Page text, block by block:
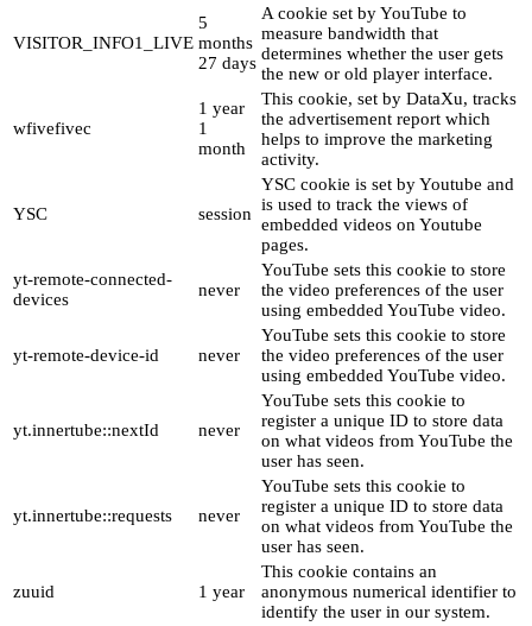
VISITOR_INFO1_LIVE
5
months
27 days
A cookie set by YouTube to
measure bandwidth that
determines whether the user gets
the new or old player interface.
wfivefivec
1 year
1
month
This cookie, set by DataXu, tracks
the advertisement report which
helps to improve the marketing
activity.
YSC session
YSC cookie is set by Youtube and
is used to track the views of
embedded videos on Youtube
pages.
yt-remote-connected-
devices
never
YouTube sets this cookie to store
the video preferences of the user
using embedded YouTube video.
yt-remote-device-id never
YouTube sets this cookie to store
the video preferences of the user
using embedded YouTube video.
yt.innertube::nextId never
YouTube sets this cookie to
register a unique ID to store data
on what videos from YouTube the
user has seen.
yt.innertube::requests never
YouTube sets this cookie to
register a unique ID to store data
on what videos from YouTube the
user has seen.
zuuid 1 year
This cookie contains an
anonymous numerical identifier to
identify the user in our system.